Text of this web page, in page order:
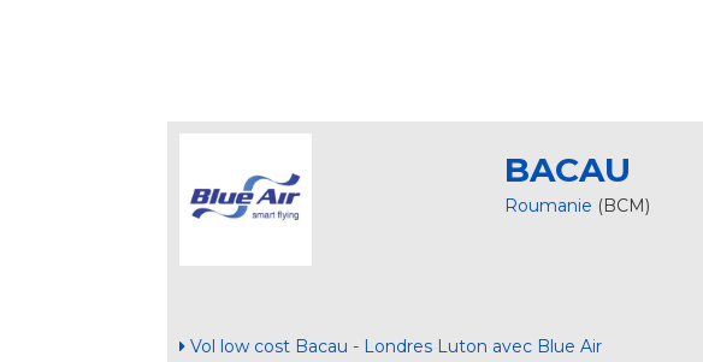
BACAU
Roumanie (BCM)
Vol low cost Bacau - Londres Luton avec Blue Air